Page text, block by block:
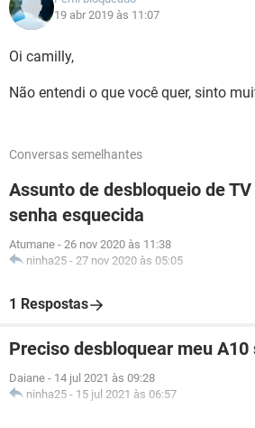
19 abr 2019 às 11:07
Oi camilly,
Não entendi o que você quer, sinto
Conversas semelhantes
Assunto de desbloqueio de
senha esquecida
Atumane - 26 nov 2020 às 11:38
ninha25 - 27 nov 2020 às 05:05
1 Respostas
Preciso desbloquear meu
Daiane - 14 jul 2021 às 09:28
ninha25 - 15 jul 2021 às 06:57